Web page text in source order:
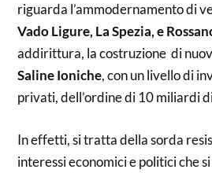
riguarda l’ammodernamento di
Vado Ligure, La Spezia, e
addirittura, la costruzione di
Saline Ioniche, con un livello di
privati, dell’ordine di 10 miliardi
In effetti, si tratta della sorda
interessi economici e politici che